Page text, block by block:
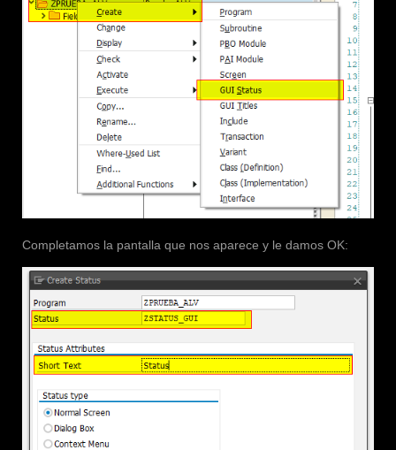
Completamos la pantalla que nos aparece y le damos OK: